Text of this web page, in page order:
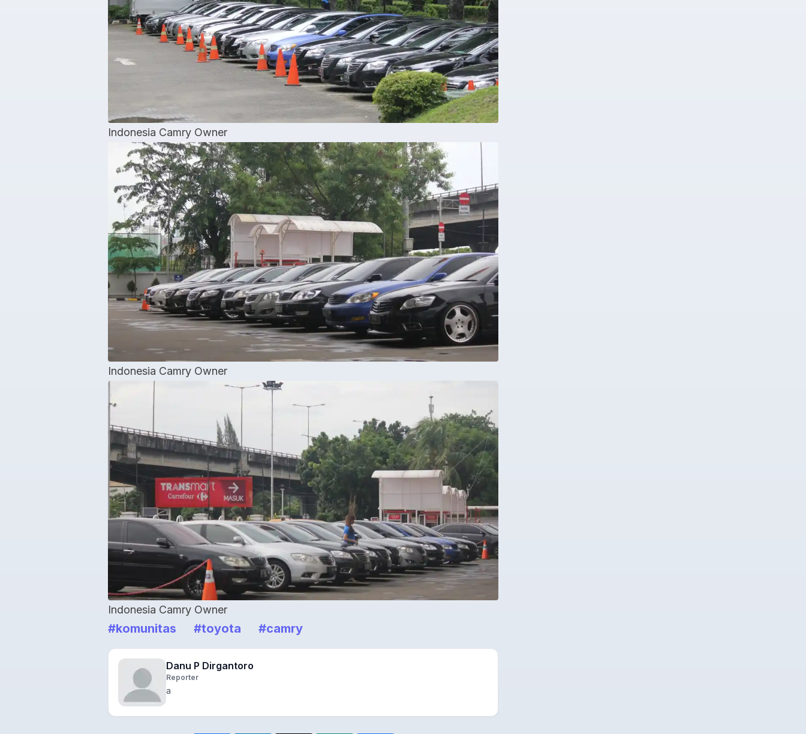
Indonesia Camry Owner
Indonesia Camry Owner
Indonesia Camry Owner
#komunitas #toyota #camry
Danu P Dirgantoro
Reporter
a